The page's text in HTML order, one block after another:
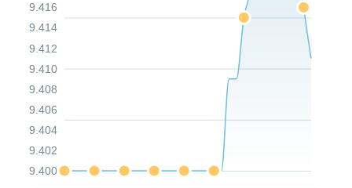
9.400
9.402
9.404
9.406
9.408
9.410
9.412
9.414
9.416